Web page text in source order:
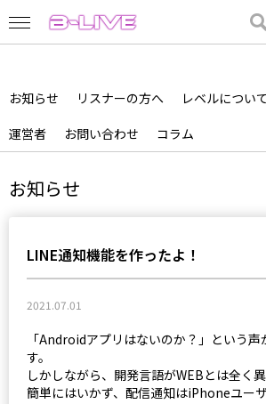
お知らせ リスナーの方へ レベルについて
運営者
お問い合わせ コラム
お知らせ
LINE通知機能を作ったよ！
2021.07.01
「Androidアプリはないのか？」という声
す。
しかしながら、開発言語がWEBとは全く
簡単にはいかず、配信通知はiPhoneユー